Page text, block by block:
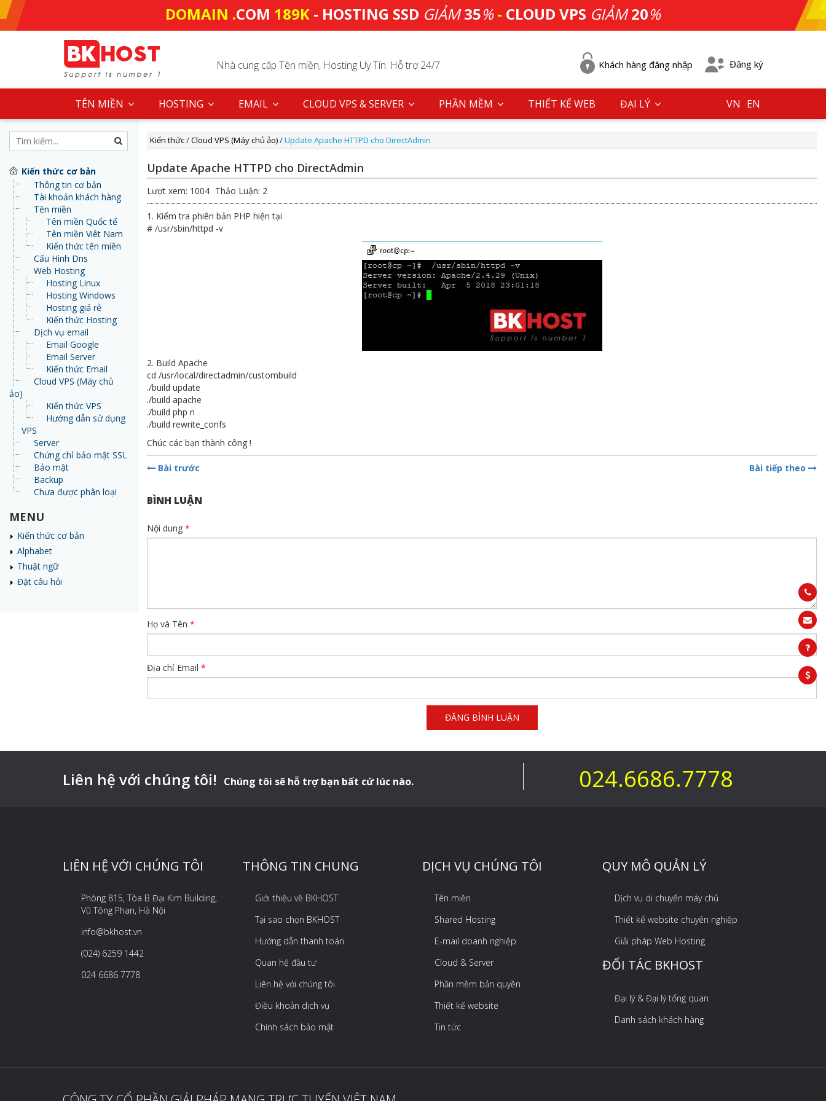
DOMAIN .COM 189K - HOSTING SSD GIẢM35%- CLOUD VPS GIẢM20%
Nhà cung cấp Tên miền, Hosting Uy Tín. Hỗ trợ 24/7 Đăng ký
Khách hàng đăng nhập
TÊN MIỀN HOSTING EMAIL CLOUD VPS & SERVER PHẦN MỀM THIẾT KẾ WEB ĐẠI LÝ VN EN
Kiến thức cơ bản
Thông tin cơ bản
Tài khoản khách hàng
Tên miền
Tên miền Quốc tế
Tên miền Viêt Nam
Kiến thức tên miền
Cấu Hình Dns
Web Hosting
Hosting Linux
Hosting Windows
Hosting giá rẻ
Kiến thức Hosting
Dịch vụ email
Email Google
Email Server
Kiến thức Email
Cloud VPS (Máy chủ
ảo)
Kiến thức VPS
Hướng dẫn sử dụng
VPS
Server
Chứng chỉ bảo mật SSL
Bảo mật
Backup
Chưa được phân loại
MENU
Kiến thức cơ bản
Alphabet
Thuật ngữ
Đặt câu hỏi
Kiến thức/Cloud VPS (Máy chủ ảo)/Update Apache HTTPD cho DirectAdmin
Update Apache HTTPD cho DirectAdmin
Lượt xem: 1004 Thảo Luận: 2
1. Kiểm tra phiên bản PHP hiện tại
# /usr/sbin/httpd -v
2. Build Apache
cd /usr/local/directadmin/custombuild
./build update
./build apache
./build php n
./build rewrite_confs
Chúc các bạn thành công !
Bài trước Bài tiếp theo
BÌNH LUẬN
Nội dung *
Họ và Tên *
Địa chỉ Email *
Liên hệ với chúng tôi! Chúng tôi sẽ hỗ trợ bạn bất cứ lúc nào. 024.6686.7778
LIÊN HỆ VỚI CHÚNG TÔI
Phòng 815, Tòa B Đại Kim Building,
Vũ Tông Phan, Hà Nội
info@bkhost.vn
(024) 6259 1442
024 6686 7778
THÔNG TIN CHUNG
Giới thiệu về BKHOST
Tại sao chọn BKHOST
Hướng dẫn thanh toán
Quan hệ đầu tư
Liên hệ với chúng tôi
Điều khoản dịch vụ
Chính sách bảo mật
DỊCH VỤ CHÚNG TÔI
Tên miền
Shared Hosting
E-mail doanh nghiệp
Cloud & Server
Phần mềm bản quyền
Thiết kế website
Tin tức
QUY MÔ QUẢN LÝ
Dịch vụ di chuyển máy chủ
Thiết kế website chuyên nghiệp
Giải pháp Web Hosting
ĐỐI TÁC BKHOST
Đại lý & Đại lý tổng quan
Danh sách khách hàng